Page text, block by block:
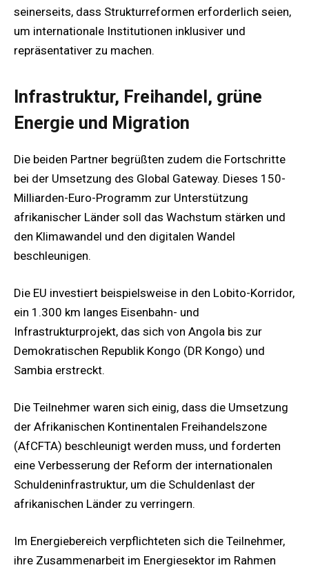
seinerseits, dass Strukturreformen erforderlich seien,
um internationale Institutionen inklusiver und
repräsentativer zu machen.
Infrastruktur, Freihandel, grüne
Energie und Migration
Die beiden Partner begrüßten zudem die Fortschritte
bei der Umsetzung des Global Gateway. Dieses 150-
Milliarden-Euro-Programm zur Unterstützung
afrikanischer Länder soll das Wachstum stärken und
den Klimawandel und den digitalen Wandel
beschleunigen.
Die EU investiert beispielsweise in den Lobito-Korridor,
ein 1.300 km langes Eisenbahn- und
Infrastrukturprojekt, das sich von Angola bis zur
Demokratischen Republik Kongo (DR Kongo) und
Sambia erstreckt.
Die Teilnehmer waren sich einig, dass die Umsetzung
der Afrikanischen Kontinentalen Freihandelszone
(AfCFTA) beschleunigt werden muss, und forderten
eine Verbesserung der Reform der internationalen
Schuldeninfrastruktur, um die Schuldenlast der
afrikanischen Länder zu verringern.
Im Energiebereich verpflichteten sich die Teilnehmer,
ihre Zusammenarbeit im Energiesektor im Rahmen